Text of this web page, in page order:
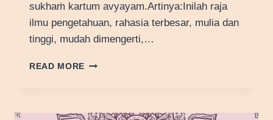
sukhaṁ kartum avyayam.Artinya:Inilah raja
ilmu pengetahuan, rahasia terbesar, mulia dan
tinggi, mudah dimengerti,…
READ MORE FILOSOFI